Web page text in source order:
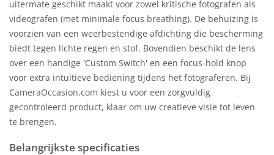
uitermate geschikt maakt voor zowel kritische fotografen als
videografen (met minimale focus breathing). De behuizing is
voorzien van een weerbestendige afdichting die bescherming
biedt tegen lichte regen en stof. Bovendien beschikt de lens
over een handige 'Custom Switch' en een focus-hold knop
voor extra intuïtieve bediening tijdens het fotograferen. Bij
CameraOccasion.com kiest u voor een zorgvuldig
gecontroleerd product, klaar om uw creatieve visie tot leven
te brengen.
Belangrijkste specificaties